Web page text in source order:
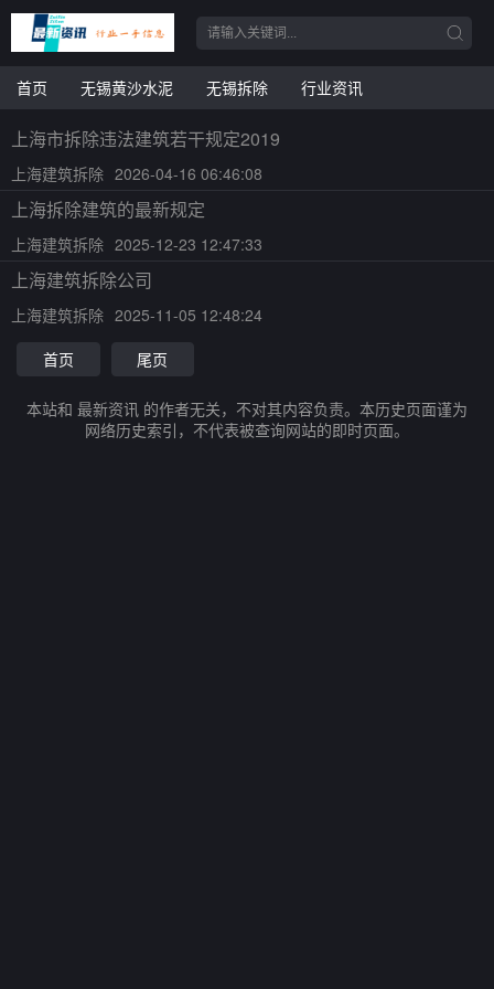
首页 无锡黄沙水泥 无锡拆除 行业资讯
上海市拆除违法建筑若干规定2019
上海建筑拆除 2026-04-16 06:46:08
上海拆除建筑的最新规定
上海建筑拆除 2025-12-23 12:47:33
上海建筑拆除公司
上海建筑拆除 2025-11-05 12:48:24
首页
尾页
本站和 最新资讯 的作者无关，不对其内容负责。本历史页面谨为
网络历史索引，不代表被查询网站的即时页面。